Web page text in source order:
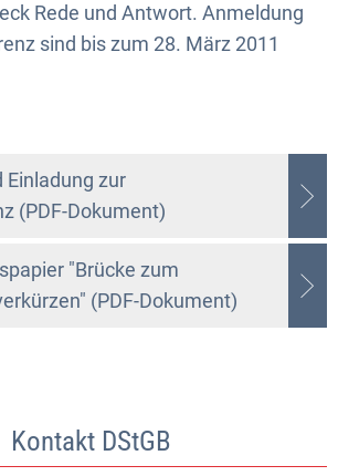
Rede und Antwort. Anmeldung
sind bis zum 28. März 2011
zur
(PDF-Dokument)
"Brücke zum
(PDF-Dokument)
Kontakt DStGB